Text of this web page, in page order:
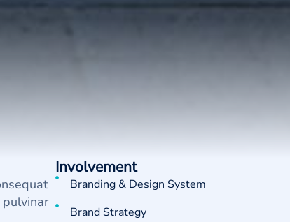
Involvement
Branding & Design System
Brand Strategy